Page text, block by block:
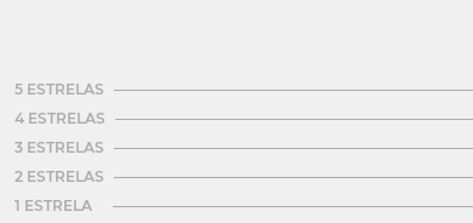
5 ESTRELAS
4 ESTRELAS
3 ESTRELAS
2 ESTRELAS
1 ESTRELA